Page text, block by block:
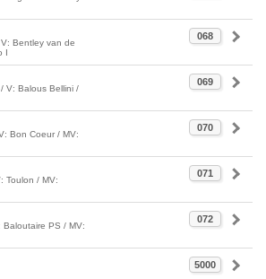
068
Bentley van de
I
069
V: Balous Bellini /
070
Bon Coeur / MV:
071
Toulon / MV:
072
PS / MV:
5000